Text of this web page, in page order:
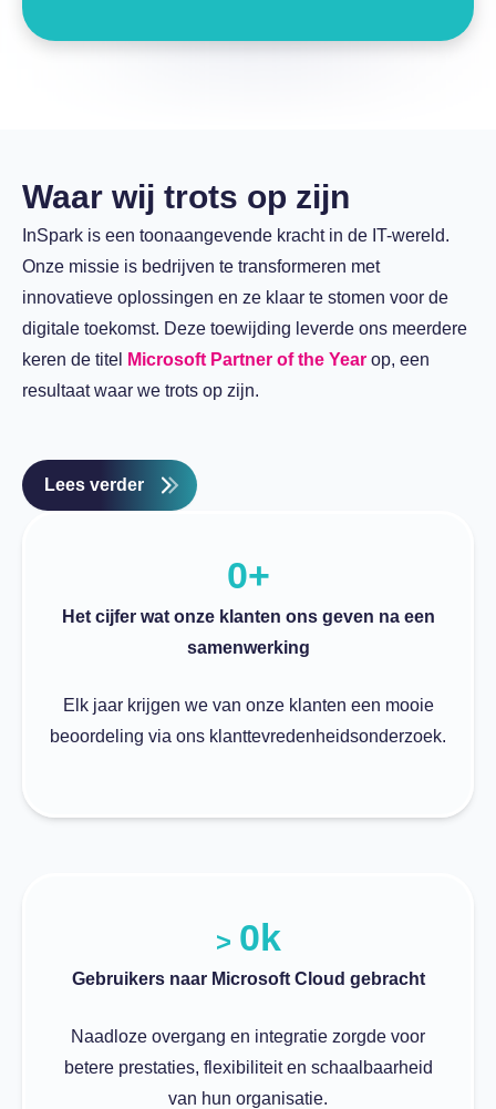
Waar wij trots op zijn
InSpark is een toonaangevende kracht in de IT-wereld.
Onze missie is bedrijven te transformeren met
innovatieve oplossingen en ze klaar te stomen voor de
digitale toekomst. Deze toewijding leverde ons meerdere
keren de titel
Microsoft Partner of the Year op, een
resultaat waar we trots op zijn.
Lees verder
0+
Het cijfer wat onze klanten ons geven na een
samenwerking
Elk jaar krijgen we van onze klanten een mooie
beoordeling via ons klanttevredenheidsonderzoek.
> 0k
Gebruikers naar Microsoft Cloud gebracht
Naadloze overgang en integratie zorgde voor
betere prestaties, flexibiliteit en schaalbaarheid
van hun organisatie.